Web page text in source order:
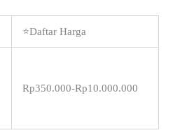
⭐Daftar Harga
Rp350.000-Rp10.000.000